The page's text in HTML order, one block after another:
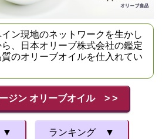
ン現地のネットワークを生かし
、日本オリーブ株式会社の鑑定
のオリーブオイルを仕入れてい
ジン オリーブオイル > >
▼ ランキング ▼